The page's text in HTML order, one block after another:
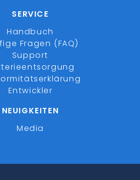
SERVICE
Handbuch
Fragen (FAQ)
Support
Entwickler
NEUIGKEITEN
Media